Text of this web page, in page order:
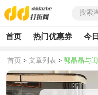
首页 热门优惠券 今
首页 > 文章列表 > 郭晶晶与
衫，高级、显贵又松弛